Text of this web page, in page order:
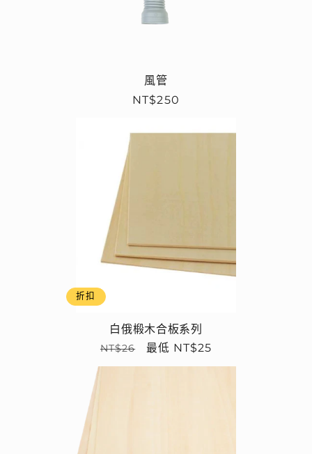
風管
定
NT$250
折扣
白俄椴木合板系列
定
NT$26
售
最低 NT$25